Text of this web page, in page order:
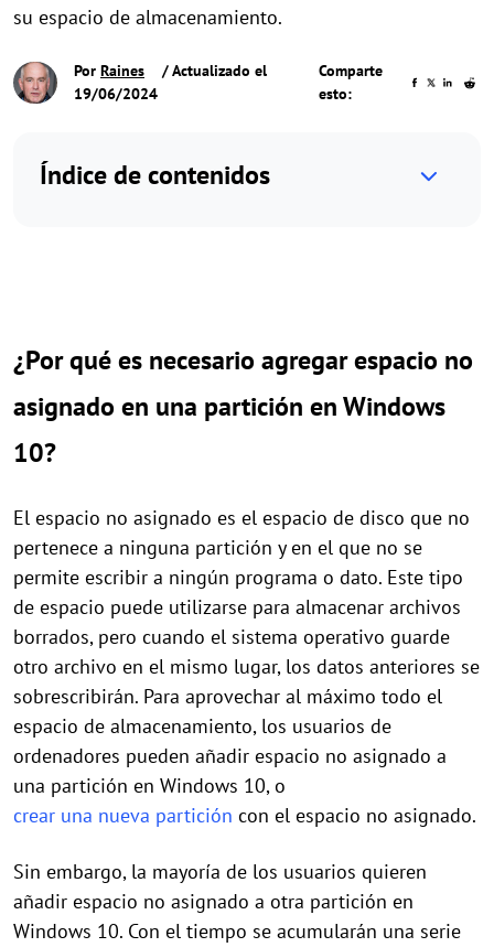
su espacio de almacenamiento.
Por Raines
/ Actualizado el
19/06/2024
Comparte
esto:
Índice de contenidos
¿Por qué es necesario agregar espacio no
asignado en una partición enWindows
10?
El espacio no asignado es el espacio de disco que no
pertenece a ninguna partición y en el que no se
permite escribir a ningún programa o dato. Este tipo
de espacio puede utilizarse para almacenar archivos
borrados, pero cuando el sistema operativo guarde
otro archivo en el mismo lugar, los datos anteriores se
sobrescribirán. Para aprovechar al máximo todo el
espacio de almacenamiento, los usuarios de
ordenadores pueden añadir espacio no asignado a
una partición en Windows 10, o
crear una nueva partición con el espacio no asignado.
Sin embargo, la mayoría de los usuarios quieren
añadir espacio no asignado a otra partición en
Windows 10. Con el tiempo se acumularán una serie